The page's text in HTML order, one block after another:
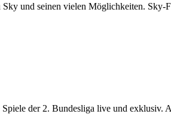
und seinen vielen Möglichkeiten.
der 2. Bundesliga live und